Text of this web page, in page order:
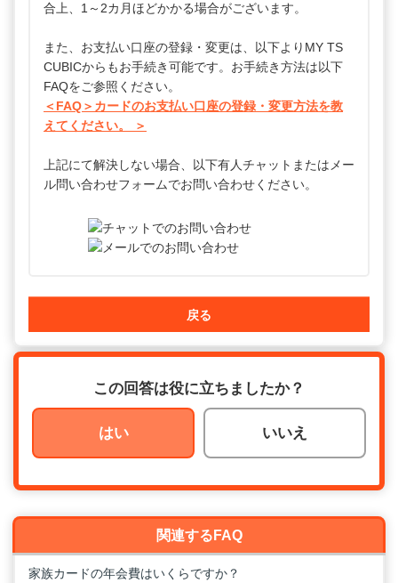
合上、1～2カ月ほどかかる場合がございます。
また、お支払い口座の登録・変更は、以下よりMY TS
CUBICからもお手続き可能です。お手続き方法は以下
FAQをご参照ください。
＜FAQ＞カードのお支払い口座の登録・変更方法を教
えてください。 ＞
上記にて解決しない場合、以下有人チャットまたはメー
ル問い合わせフォームでお問い合わせください。
戻る
この回答は役に立ちましたか？
はい いいえ
関連するFAQ
家族カードの年会費はいくらですか？